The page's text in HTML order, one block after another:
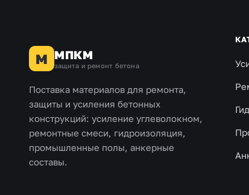
М МПКМ
защита и ремонт бетона
Поставка материалов для ремонта,
защиты и усиления бетонных
конструкций: усиление углеволокном,
ремонтные смеси, гидроизоляция,
промышленные полы, анкерные
составы.